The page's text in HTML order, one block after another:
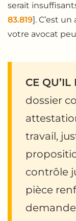
serait
83.819]. C’est
votre avocat
CE QU’IL
dossier
travail,
contrôle
pièce